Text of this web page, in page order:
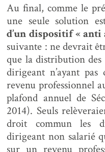
Au final, comme le
une seule solution
d’un dispositif « anti
suivante : ne devrait
que la distribution des
dirigeant n’ayant
revenu professionnel
plafond annuel de
2014). Seuls
droit commun les
dirigeant non salarié
sur un revenu